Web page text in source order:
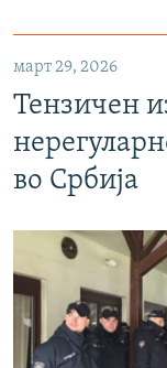
март 29, 2026
Тензичен
во Србија